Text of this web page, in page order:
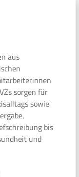
aus
sorgen für
sowie
bis
und